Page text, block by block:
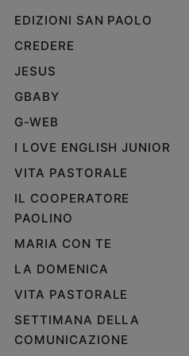
e
Adolescenza
Bioetica
Video
Privacy
EDIZIONI SAN PAOLO
CREDERE
JESUS
GBABY
G-WEB
I LOVE ENGLISH JUNIOR
VITA PASTORALE
IL COOPERATORE
PAOLINO
MARIA CON TE
LA DOMENICA
VITA PASTORALE
SETTIMANA DELLA
COMUNICAZIONE